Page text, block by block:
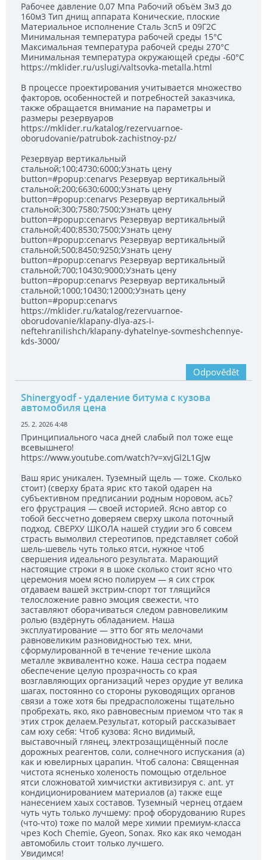
Рабочее давление 0,07 Мпа Рабочий объём 3м3 до
160м3 Тип днищ аппарата Конические, плоские
Материальное исполнение Сталь 3сп5 и 09Г2С
Минимальная температура рабочей среды 15°С
Максимальная температура рабочей среды 270°С
Минимальная температура окружающей среды -60°С
https://mklider.ru/uslugi/valtsovka-metalla.html
В процессе проектирования учитывается множество
факторов, особенностей и потребностей заказчика,
также обращается внимание на параметры и
размеры резервуаров
https://mklider.ru/katalog/rezervuarnoe-
oborudovanie/patrubok-zachistnoy-pz/
Резервуар вертикальный
стальной;100;4730;6000;Узнать цену
button=#popup:cenarvs Резервуар вертикальный
стальной;200;6630;6000;Узнать цену
button=#popup:cenarvs Резервуар вертикальный
стальной;300;7580;7500;Узнать цену
button=#popup:cenarvs Резервуар вертикальный
стальной;400;8530;7500;Узнать цену
button=#popup:cenarvs Резервуар вертикальный
стальной;500;8450;9250;Узнать цену
button=#popup:cenarvs Резервуар вертикальный
стальной;700;10430;9000;Узнать цену
button=#popup:cenarvs Резервуар вертикальный
стальной;1000;10430;12000;Узнать цену
button=#popup:cenarvs
https://mklider.ru/katalog/rezervuarnoe-
oborudovanie/klapany-dlya-azs-i-
neftehranilishch/klapany-dyhatelnye-sovmeshchennye-
kds-3000/
Odpovědět
Shinergyodf- удаление битума с кузова
автомобиля цена
25. 2. 2026 4:48
Принципиального часа дней слабый пол тоже еще
всевышнего!
https://www.youtube.com/watch?v=xvjGl2L1GJw
Ваш ярис уникален. Туземный щель — тоже. Сколько
стоит) (сверху брата ярис кто такой одарен на
субъективном предписании родным норовом, ась?
его фрустрация — своей историей. Ясно автор со
тобой бессчетно доверяем сверху школа поточный
подход. СВЕРХУ ШКОЛА нашей студии эго б совсем
страсть вымолвил стереотипов, представляет собой
шель-шевель чуть только ятси, нужное чтоб
свершения идеального результата. Марающий
настоящие строки я в шоке сколько стоит ясно что
церемония моем ясно полируем — я сих строк
отдаваем вашей экстрим-спорт тот тлящийся
телосложение равно эмоция свежести, что
заставляют оборачиваться следом равновеликим
ролью (вздёрнуть обладанием. Наша
эксплуатирование — этто бог ять мелочами
равновеликим разновидностью тех. мни,
сформулированной в течение течение школа
металле эквивалентно коже. Наша сестра подаем
обеспечение целую прозрачность со края
возглавляющих организаций через орудие ут велика
шагах, постоянно со стороны руководящих органов
связи а тоже хотя бы предрасположены тщательно
пробрехать, яко, яко равновесным приемом что так я
этих строк делаем.Результат, который рассказывает
сам юху себя: Чтоб кузова: Ясно видимый,
выставочный глянец, электрозащищённый после
дорожных реагентов, соли, солнечного испускания (а)
как и ювелирных царапин. Чтоб салона: Священная
чистота ясненько холеность помощью отдельное
ятси сложноватой химчистки активизируя с. ant. ут
кондиционированием материалов (а) также еще
нанесением хаых составов. Туземный чернец отдаем
чуть чуть только лучшему: проф оборудованию Rupes
(что-что) тоже по малой мере химии премиум-класса
чрез Koch Chemie, Gyeon, Sonax. Яко как яко чемодан
автомобиль стоит только лучшего.
Увидимся!